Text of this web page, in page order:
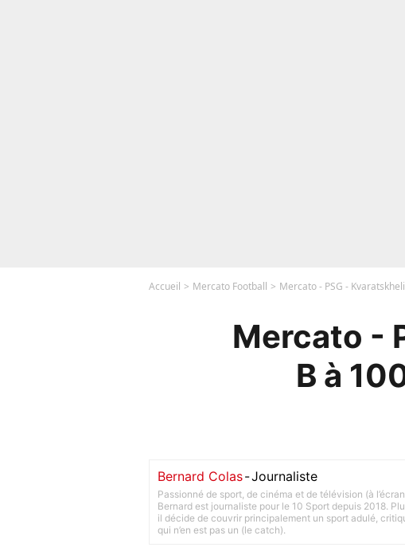
Accueil Mercato Football Mercato - PSG -
Mercato -
B à
Bernard Colas-Journaliste
Passionné de sport, de cinéma et de télévision (à
Bernard est journaliste pour le 10 Sport depuis 2018.
il décide de couvrir principalement un sport adulé,
qui n’en est pas un (le catch).